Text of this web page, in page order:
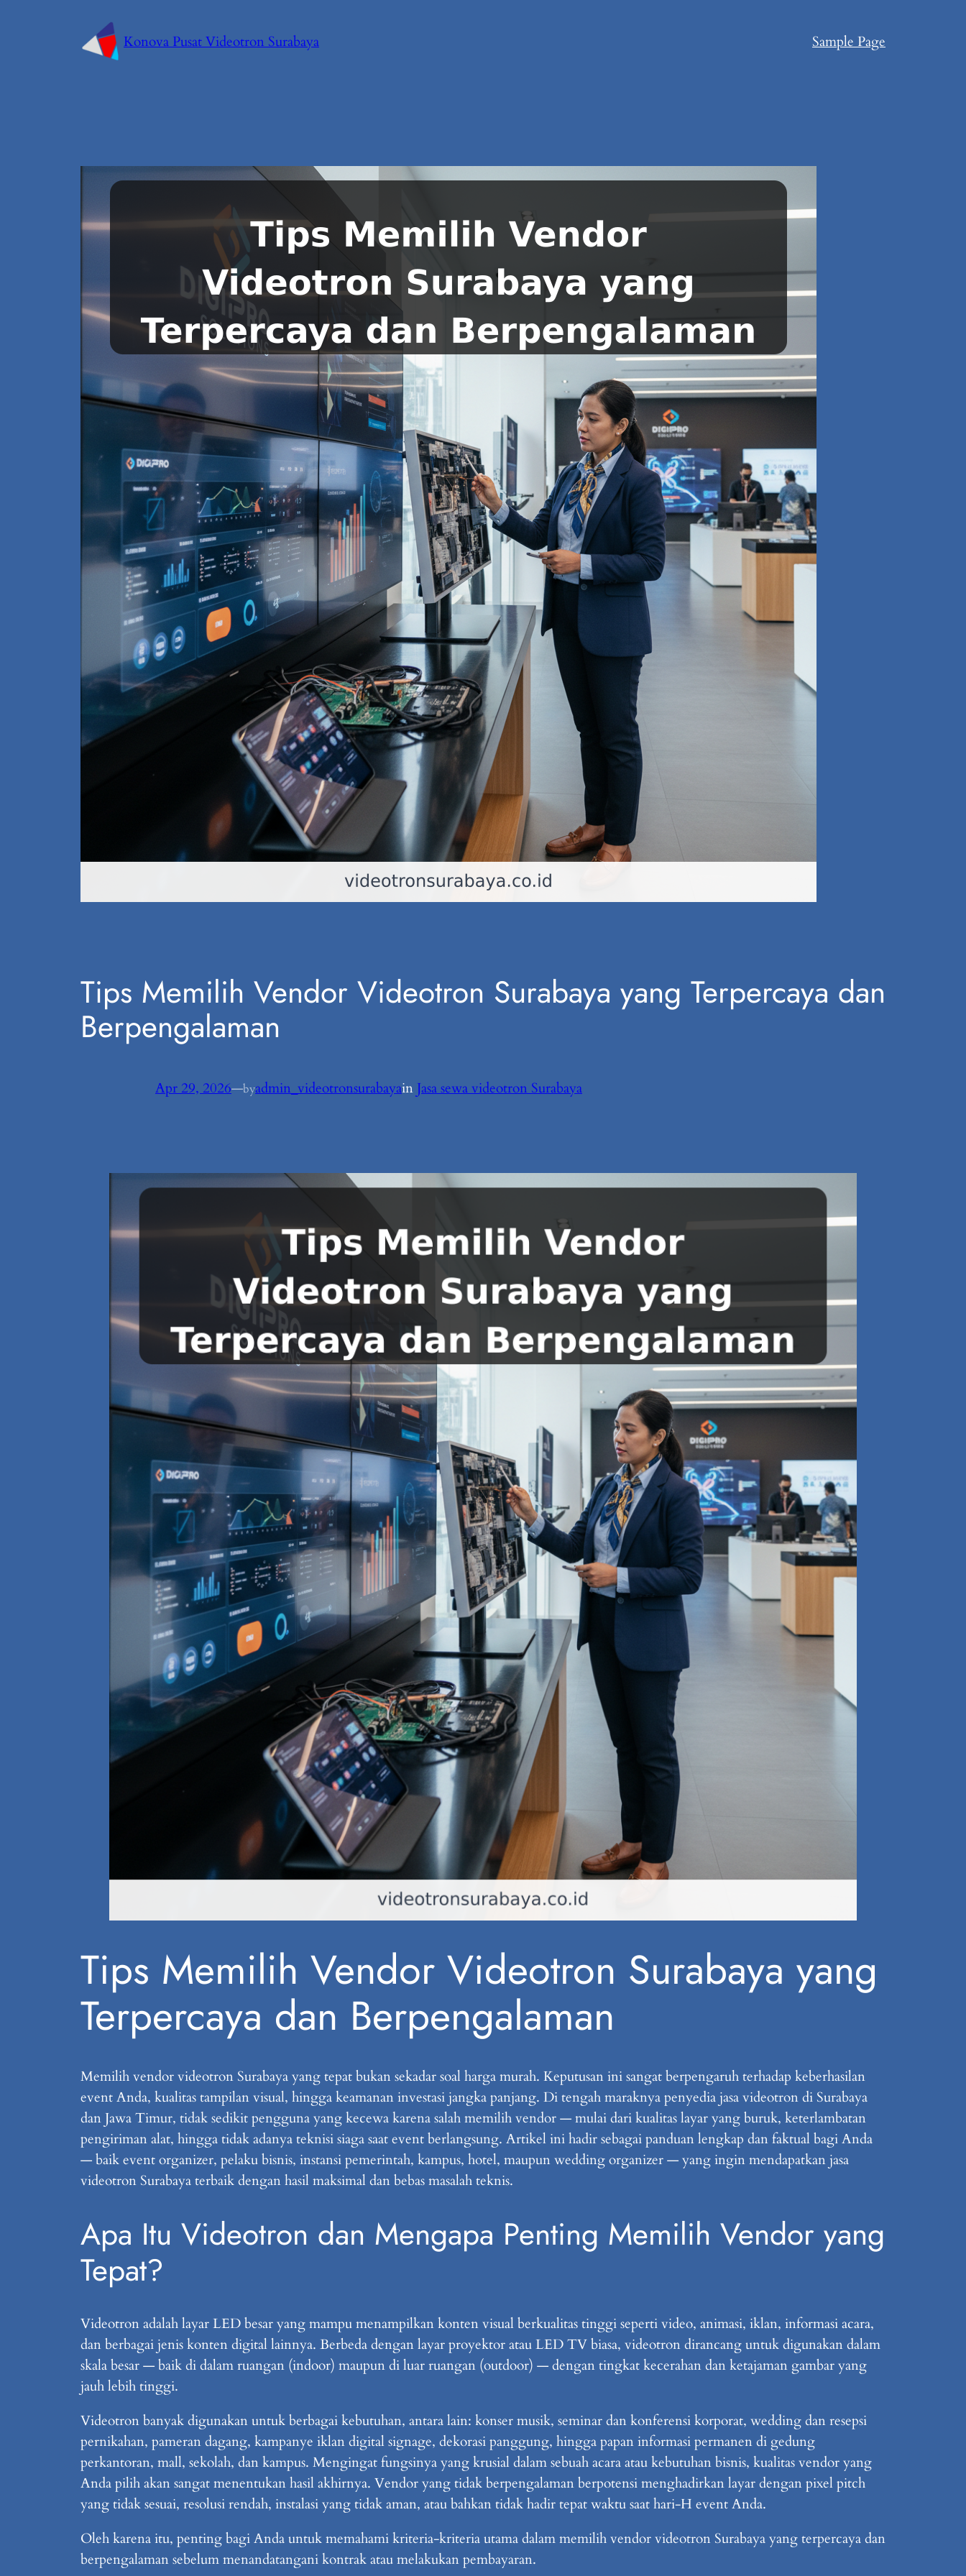
Konova Pusat Videotron Surabaya Sample Page
Tips Memilih Vendor Videotron Surabaya yang Terpercaya dan
Berpengalaman
Apr 29, 2026—byadmin_videotronsurabayain Jasa sewa videotron Surabaya
Tips Memilih Vendor Videotron Surabaya yang
Terpercaya dan Berpengalaman
Memilih vendor videotron Surabaya yang tepat bukan sekadar soal harga murah. Keputusan ini sangat berpengaruh terhadap keberhasilan
event Anda, kualitas tampilan visual, hingga keamanan investasi jangka panjang. Di tengah maraknya penyedia jasa videotron di Surabaya
dan Jawa Timur, tidak sedikit pengguna yang kecewa karena salah memilih vendor — mulai dari kualitas layar yang buruk, keterlambatan
pengiriman alat, hingga tidak adanya teknisi siaga saat event berlangsung. Artikel ini hadir sebagai panduan lengkap dan faktual bagi Anda
— baik event organizer, pelaku bisnis, instansi pemerintah, kampus, hotel, maupun wedding organizer — yang ingin mendapatkan jasa
videotron Surabaya terbaik dengan hasil maksimal dan bebas masalah teknis.
Apa Itu Videotron dan Mengapa Penting Memilih Vendor yang
Tepat?
Videotron adalah layar LED besar yang mampu menampilkan konten visual berkualitas tinggi seperti video, animasi, iklan, informasi acara,
dan berbagai jenis konten digital lainnya. Berbeda dengan layar proyektor atau LED TV biasa, videotron dirancang untuk digunakan dalam
skala besar — baik di dalam ruangan (indoor) maupun di luar ruangan (outdoor) — dengan tingkat kecerahan dan ketajaman gambar yang
jauh lebih tinggi.
Videotron banyak digunakan untuk berbagai kebutuhan, antara lain: konser musik, seminar dan konferensi korporat, wedding dan resepsi
pernikahan, pameran dagang, kampanye iklan digital signage, dekorasi panggung, hingga papan informasi permanen di gedung
perkantoran, mall, sekolah, dan kampus. Mengingat fungsinya yang krusial dalam sebuah acara atau kebutuhan bisnis, kualitas vendor yang
Anda pilih akan sangat menentukan hasil akhirnya. Vendor yang tidak berpengalaman berpotensi menghadirkan layar dengan pixel pitch
yang tidak sesuai, resolusi rendah, instalasi yang tidak aman, atau bahkan tidak hadir tepat waktu saat hari-H event Anda.
Oleh karena itu, penting bagi Anda untuk memahami kriteria-kriteria utama dalam memilih vendor videotron Surabaya yang terpercaya dan
berpengalaman sebelum menandatangani kontrak atau melakukan pembayaran.